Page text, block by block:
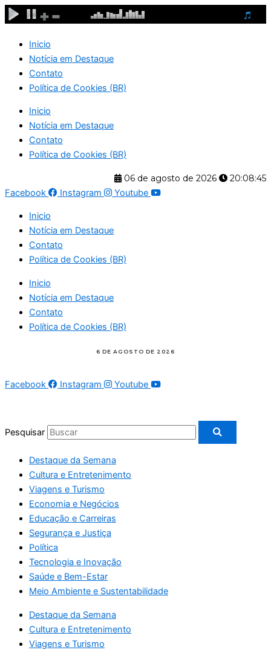
Ir
para
conteúdo
Inicio
Notícia em Destaque
Contato
Política de Cookies (BR)
Inicio
Notícia em Destaque
Contato
Política de Cookies (BR)
06 de agosto de 2026
20:08:46
Facebook
Instagram Youtube
Inicio
Notícia em Destaque
Contato
Política de Cookies (BR)
Inicio
Notícia em Destaque
Contato
Política de Cookies (BR)
Facebook Instagram Youtube
Pesquisar
Destaque da Semana
Cultura e Entretenimento
Viagens e Turismo
Economia e Negócios
Educação e Carreiras
Segurança e Justiça
Política
Tecnologia e Inovação
Saúde e Bem-Estar
Meio Ambiente e Sustentabilidade
Destaque da Semana
Cultura e Entretenimento
Viagens e Turismo